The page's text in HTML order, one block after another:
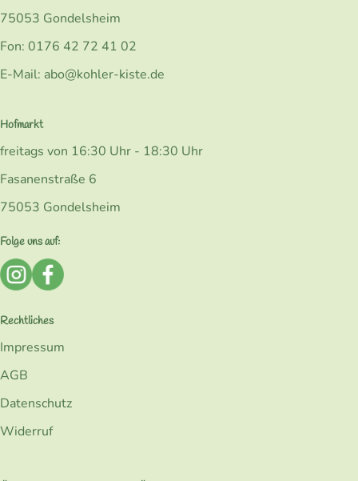
75053 Gondelsheim
Fon: 0176 42 72 41 02
E-Mail: abo@kohler-kiste.de
Hofmarkt
freitags von 16:30 Uhr - 18:30 Uhr
Fasanenstraße 6
75053 Gondelsheim
Folge uns auf:
Externer Link zu https://www.instagram.com/
Externer Link zu https://www.facebook.com/
Rechtliches
Impressum
AGB
Datenschutz
Widerruf